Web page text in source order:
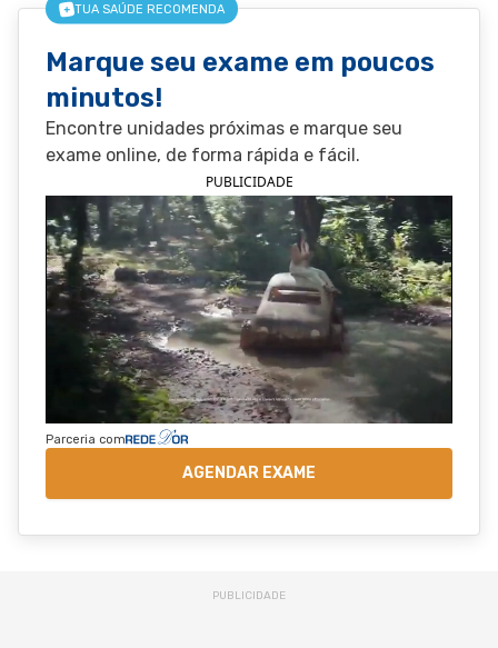
TUA SAÚDE RECOMENDA
Marque seu exame em poucos
minutos!
Encontre unidades próximas e marque seu
exame online, de forma rápida e fácil.
PUBLICIDADE
Parceria com
AGENDAR EXAME